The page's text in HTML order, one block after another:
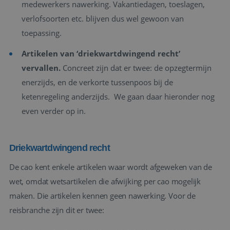
medewerkers nawerking. Vakantiedagen, toeslagen,
verlofsoorten etc. blijven dus wel gewoon van
toepassing.
Artikelen van ‘driekwartdwingend recht’
vervallen. Concreet zijn dat er twee: de opzegtermijn
enerzijds, en de verkorte tussenpoos bij de
ketenregeling anderzijds. We gaan daar hieronder nog
even verder op in.
Driekwartdwingend recht
De cao kent enkele artikelen waar wordt afgeweken van de
wet, omdat wetsartikelen die afwijking per cao mogelijk
maken. Die artikelen kennen geen nawerking. Voor de
reisbranche zijn dit er twee: